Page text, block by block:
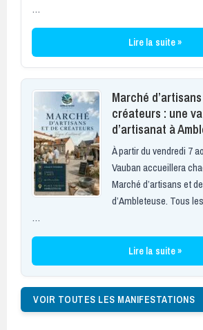
…
Lire la suite »
Marché
créateurs : une
d’artisanat à
À partir du vendredi 7
Vauban accueillera
Marché d’artisans et
d’Ambleteuse. Tous
…
Lire la suite »
VOIR TOUTES LES MANIFESTATIONS